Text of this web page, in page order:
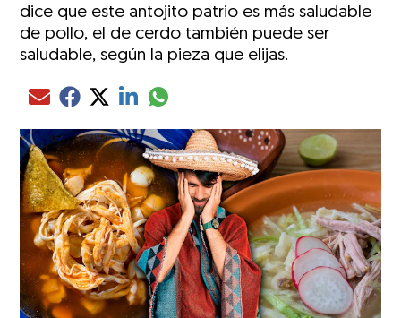
dice que este antojito patrio es más saludable
de pollo, el de cerdo también puede ser
saludable, según la pieza que elijas.
Compartir el artículo actual mediante Email
Compartir el artículo actual mediante Facebook
Compartir el artículo actual mediante Twitter
Compartir el artículo actual mediante LinkedIn
Compartir el artículo actual mediante